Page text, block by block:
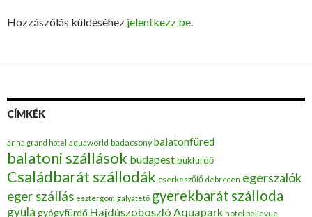
Hozzászólás küldéséhez jelentkezz be.
CÍMKÉK
anna grand hotel aquaworld badacsony balatonfüred
balatoni szállások budapestbükfürdő
Családbarát szállodák cserkeszőlő debrecen egerszalók
eger szállás esztergom galyatető gyerekbarát szálloda
gyula gyógyfürdő Hajdúszoboszló Aquapark hotel bellevue